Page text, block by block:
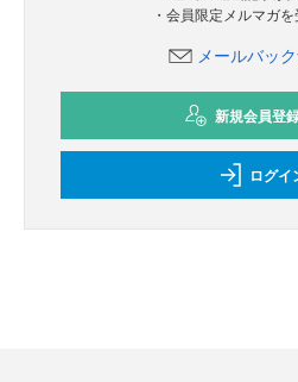
・会員限定メルマガ
メールバッ
新規会員登
ログイ